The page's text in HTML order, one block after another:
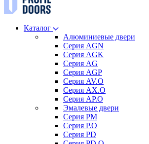
Каталог
Алюминиевые двери
Серия AGN
Серия AGK
Серия AG
Серия AGP
Серия AV.O
Серия AX.O
Серия AP.O
Эмалевые двери
Серия PM
Серия P.O
Серия PD